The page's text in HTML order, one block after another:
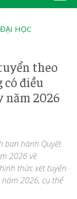
HỌC
theo
điều
năm 2026
ban hành Quyết
2026 về
thức xét tuyển
2026, cụ thể